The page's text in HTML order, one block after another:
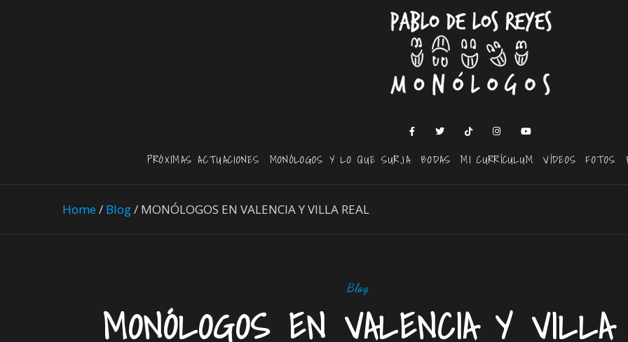
PRÓXIMAS ACTUACIONES MONÓLOGOS Y LO QUE SURJA BODAS MI CURRÍCULUM VÍDEOS FOTOS
Home/ Blog/ MONÓLOGOS EN VALENCIA Y VILLA REAL
Blog
MONÓLOGOS EN VALENCIA Y VILLA